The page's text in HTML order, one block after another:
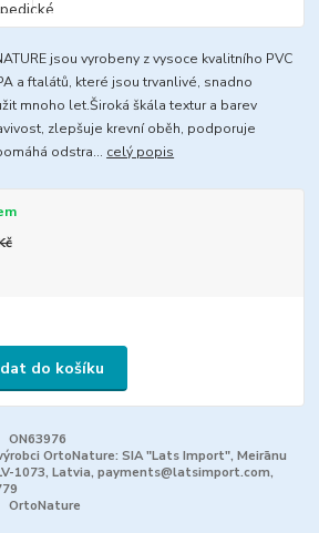
jsou vyrobeny z vysoce kvalitního PVC
a ftalátů, které jsou trvanlivé, snadno
mnoho let.Široká škála textur a barev
zlepšuje krevní oběh, podporuje
odstra... celý popis
do košíku
ON63976
OrtoNature: SIA "Lats Import", Meirānu
1073, Latvia, payments@latsimport.com,
OrtoNature